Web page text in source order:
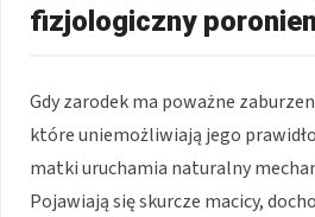
fizjologiczny
Gdy zarodek ma poważne
które uniemożliwiają jego
matki uruchamia naturalny
Pojawiają się skurcze macicy,